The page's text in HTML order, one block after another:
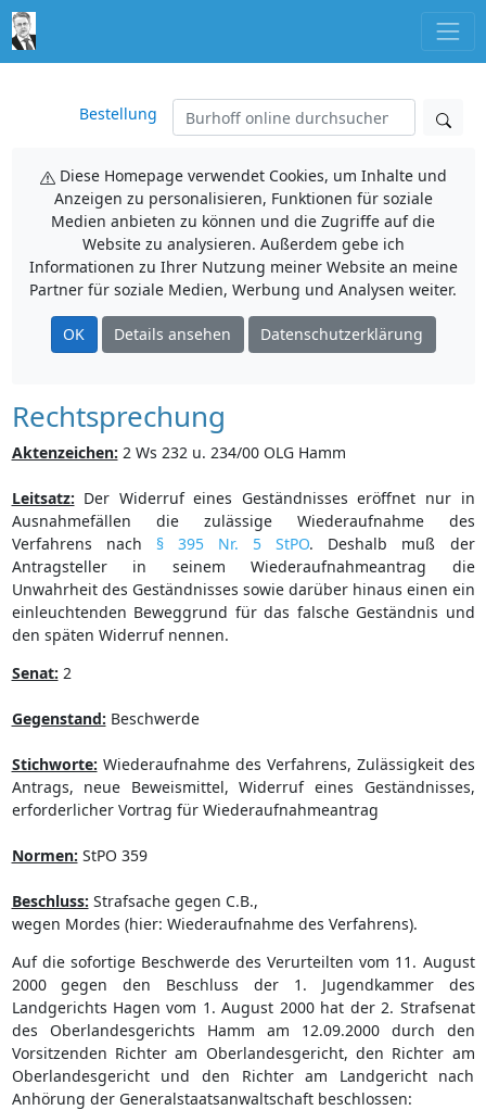
Bestellung
Diese Homepage verwendet Cookies, um Inhalte und
Anzeigen zu personalisieren, Funktionen für soziale
Medien anbieten zu können und die Zugriffe auf die
Website zu analysieren. Außerdem gebe ich
Informationen zu Ihrer Nutzung meiner Website an meine
Partner für soziale Medien, Werbung und Analysen weiter.
OK Details ansehen Datenschutzerklärung
Rechtsprechung
Aktenzeichen: 2 Ws 232 u. 234/00 OLG Hamm
Leitsatz: Der Widerruf eines Geständnisses eröffnet nur in
Ausnahmefällen die zulässige Wiederaufnahme des
Verfahrens nach § 395 Nr. 5 StPO. Deshalb muß der
Antragsteller in seinem Wiederaufnahmeantrag die
Unwahrheit des Geständnisses sowie darüber hinaus einen ein
einleuchtenden Beweggrund für das falsche Geständnis und
den späten Widerruf nennen.
Senat: 2
Gegenstand: Beschwerde
Stichworte: Wiederaufnahme des Verfahrens, Zulässigkeit des
Antrags, neue Beweismittel, Widerruf eines Geständnisses,
erforderlicher Vortrag für Wiederaufnahmeantrag
Normen: StPO 359
Beschluss: Strafsache gegen C.B.,
wegen Mordes (hier: Wiederaufnahme des Verfahrens).
Auf die sofortige Beschwerde des Verurteilten vom 11. August
2000 gegen den Beschluss der 1. Jugendkammer des
Landgerichts Hagen vom 1. August 2000 hat der 2. Strafsenat
des Oberlandesgerichts Hamm am 12.09.2000 durch den
Vorsitzenden Richter am Oberlandesgericht, den Richter am
Oberlandesgericht und den Richter am Landgericht nach
Anhörung der Generalstaatsanwaltschaft beschlossen: